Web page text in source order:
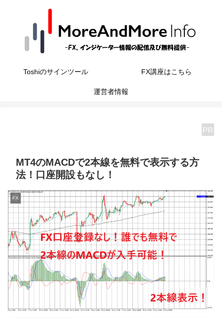
Toshiのサインツール FX講座はこちら
運営者情報
PR
MT4のMACDで2本線を無料で表示する方
法！口座開設もなし！
FX